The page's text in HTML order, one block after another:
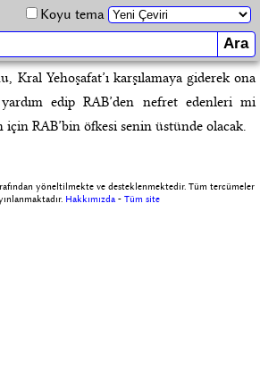
Koyu tema
Kral Yehoşafat’ı karşılamaya giderek ona
edip RAB’den nefret edenleri mi
RAB’bin öfkesi senin üstünde olacak.
yöneltilmekte ve desteklenmektedir. Tüm tercümeler
Hakkımızda -Tüm site